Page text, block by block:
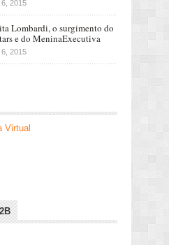
6, 2015
Lombardi, o surgimento do
e do MeninaExecutiva
6, 2015
Virtual